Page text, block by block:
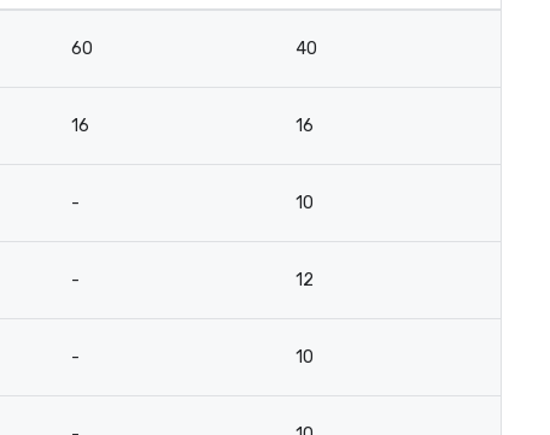
60 40
16 16
- 10
- 12
- 10